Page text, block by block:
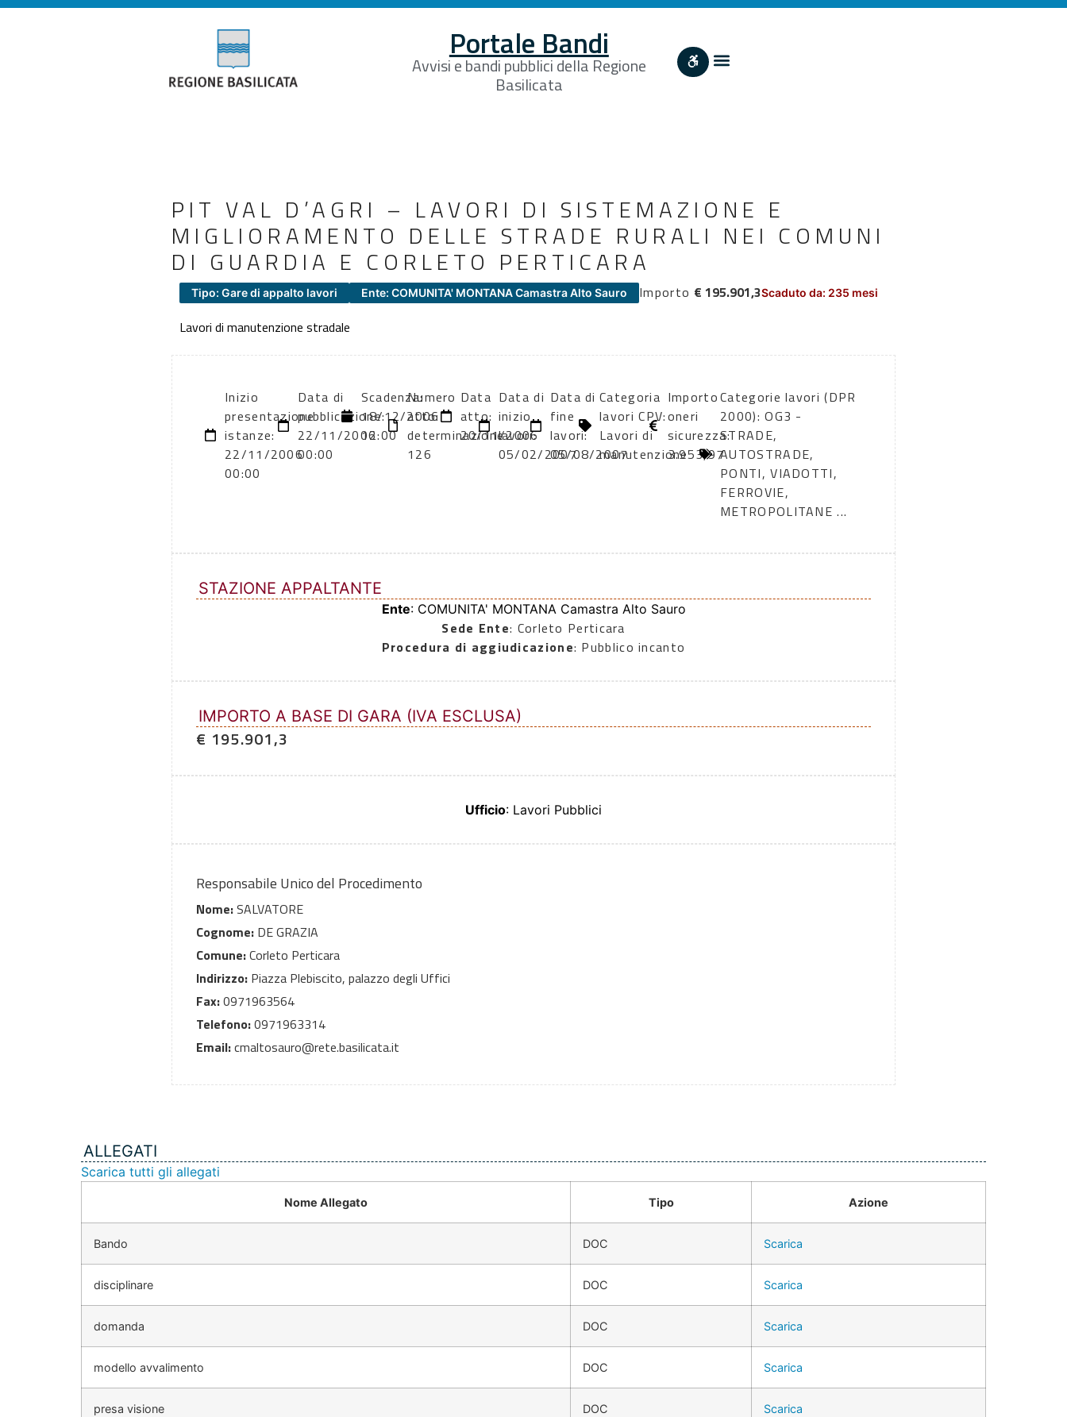
Portale Bandi
Avvisi e bandi pubblici della Regione
Basilicata
PIT VAL D’AGRI – LAVORI DI SISTEMAZIONE E
MIGLIORAMENTO DELLE STRADE RURALI NEI COMUNI
DI GUARDIA E CORLETO PERTICARA
Tipo: Gare di appalto lavori Ente: COMUNITA' MONTANA Camastra Alto Sauro Importo € 195.901,3Scaduto da: 235 mesi
Lavori di manutenzione stradale
Inizio
presentazione
istanze:
22/11/2006
00:00
Data di
pubblicazione:
22/11/2006
00:00
Scadenza:
18/12/2006
12:00
Numero
atto:
determinazione
126
Data
atto:
20/11/2006
Data di
inizio
lavori:
05/02/2007
Data di
fine
lavori:
05/08/2007
Categoria
lavori CPV:
Lavori di
manutenzione
Importo
oneri
sicurezza:
3.953,97
Categorie lavori (DPR
2000): OG3 -
STRADE,
AUTOSTRADE,
PONTI, VIADOTTI,
FERROVIE,
METROPOLITANE ...
STAZIONE APPALTANTE
Ente: COMUNITA' MONTANA Camastra Alto Sauro
Sede Ente: Corleto Perticara
Procedura di aggiudicazione: Pubblico incanto
IMPORTO A BASE DI GARA (IVA ESCLUSA)
€ 195.901,3
Ufficio: Lavori Pubblici
Responsabile Unico del Procedimento
Nome:SALVATORE
Cognome: DE GRAZIA
Comune:Corleto Perticara
Indirizzo: Piazza Plebiscito, palazzo degli Uffici
Fax:0971963564
Telefono:0971963314
Email:cmaltosauro@rete.basilicata.it
ALLEGATI
Scarica tutti gli allegati
Nome Allegato Tipo Azione
Bando DOC Scarica
disciplinare DOC Scarica
domanda DOC Scarica
modello avvalimento DOC Scarica
presa visione DOC Scarica